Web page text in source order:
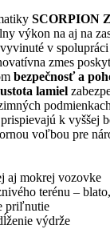
SCORPION
výkon na aj na
v
zmes
bezpečnosť a
lamiel
k vyššej
voľbou pre
aj mokrej vozovke
terénu –
priľnutie
výdrže